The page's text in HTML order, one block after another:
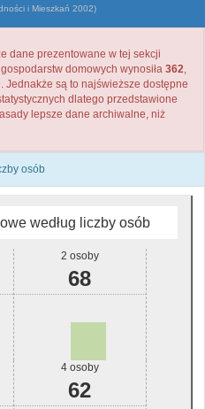
i Mieszkań 2002)
dane prezentowane w tej sekcji
domowych wynosiła 362,
Jednakże są to najświeższe dostępne
dlatego przedstawione
lepsze dane archiwalne, niż
osób
według liczby osób
2 osoby
68
4 osoby
62